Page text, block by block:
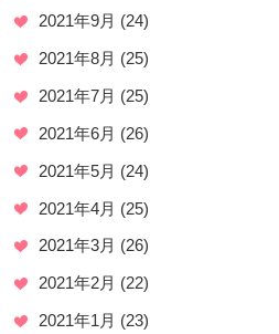
2021年9月 (24)
2021年8月 (25)
2021年7月 (25)
2021年6月 (26)
2021年5月 (24)
2021年4月 (25)
2021年3月 (26)
2021年2月 (22)
2021年1月 (23)